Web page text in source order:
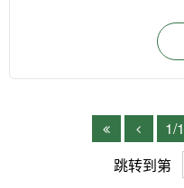
器，进行初期扑救。医院总
星健康复医院火灾应急预案
召集消防队员迅速集合佩带
便的患者安全撒离。
服务中心，苏州星健康复医
室，布置好会场耐心等着前
动展现出了很高的热情，讲
的语言为大家进行了通俗易
学的自我保健方法，期间还
讲座在轻松愉快的氛围中结
个血压最近一直控制不好，
1/
跳转到第